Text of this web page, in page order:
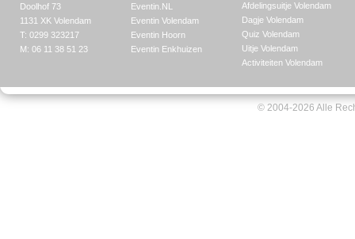
Doolhof 73
1131 XK Volendam
T: 0299 323217
M: 06 11 38 51 23
Eventin.NL
Eventin Volendam
Eventin Hoorn
Eventin Enkhuizen
Afdelingsuitje Volendam
Dagje Volendam
Quiz Volendam
Uitje Volendam
Activiteiten Volendam
© 2004-2026 Alle